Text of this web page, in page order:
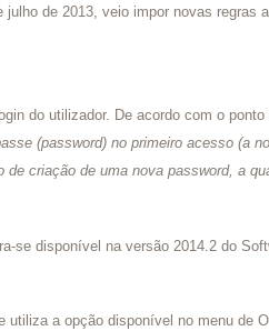
de 2013, veio impor novas
do utilizador. De acordo com o
(password) no primeiro acesso (a
criação de uma nova password, a
se disponível na versão 2014.2 do
a opção disponível no menu de